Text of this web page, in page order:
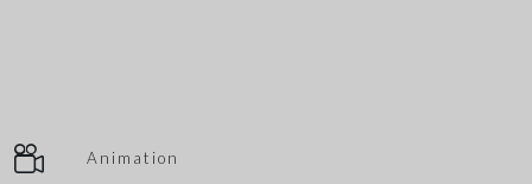
Animation